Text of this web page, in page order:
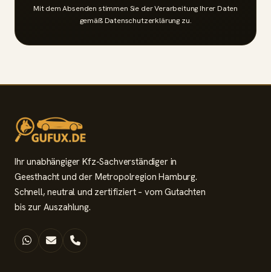
Mit dem Absenden stimmen Sie der Verarbeitung Ihrer Daten
gemäßDatenschutzerklärung zu.
Ihr unabhängiger Kfz-Sachverständiger in
Geesthacht und der Metropolregion Hamburg.
Schnell, neutral und zertifiziert – vom Gutachten
bis zur Auszahlung.